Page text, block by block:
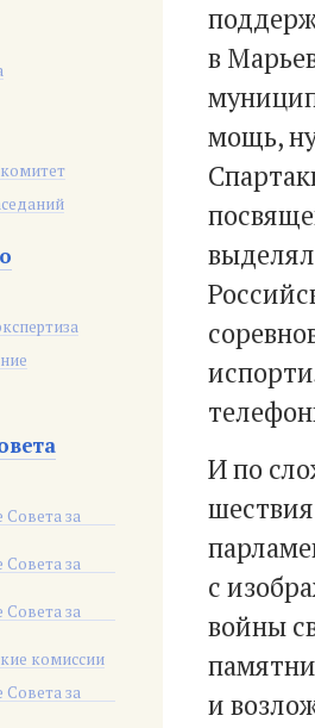
за
за
за
комиссии
за
в
мощь,
И по
с
войны
и